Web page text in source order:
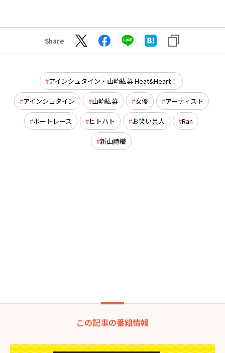
Share
アインシュタイン・山崎紘菜 Heat&Heart！
アインシュタイン 山崎紘菜 女優 アーティスト
ボートレース ヒトハト お笑い芸人 Ran
新山詩織
この記事の番組情報